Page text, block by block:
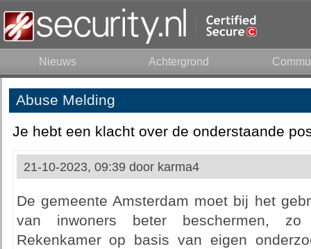
Nieuws Achtergrond
Abuse Melding
Je hebt een klacht over de onderstaande
21-10-2023, 09:39 door karma4
De gemeente Amsterdam moet bij het
van inwoners beter beschermen, zo
Rekenkamer op basis van eigen